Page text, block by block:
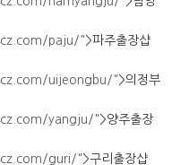
paju/">파주출장샵
uijeongbu/">의정부
yangju/">양주출장
guri/">구리출장샵